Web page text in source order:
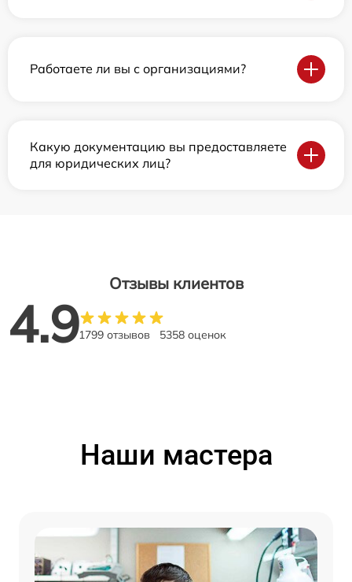
Работаете ли вы с организациями?
Какую документацию вы предоставляете
для юридических лиц?
Отзывы клиентов
4.91799 отзывов 5358 оценок
Наши мастера